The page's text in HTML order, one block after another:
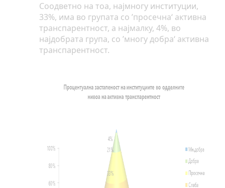
Соодветно на тоа, најмногу институции,
33%, има во групата со ’просечна‘ активна
транспарентност, а најмалку, 4%, во
најдобрата група, со ’многу добра‘ активна
транспарентност.